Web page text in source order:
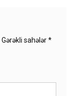
Gərəkli sahələr*